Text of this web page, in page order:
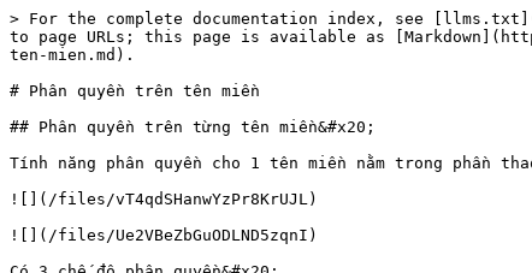
> For the complete documentation index, see
to page URLs; this page is available as
ten-mien.md).
# Phân quyền trên tên miền
## Phân quyền trên từng tên miền&#x20;
Tính năng phân quyền cho 1 tên miền nằm trong phần
![](/files/vT4qdSHanwYzPr8KrUJL)
![](/files/Ue2VBeZbGuODLND5zqnI)